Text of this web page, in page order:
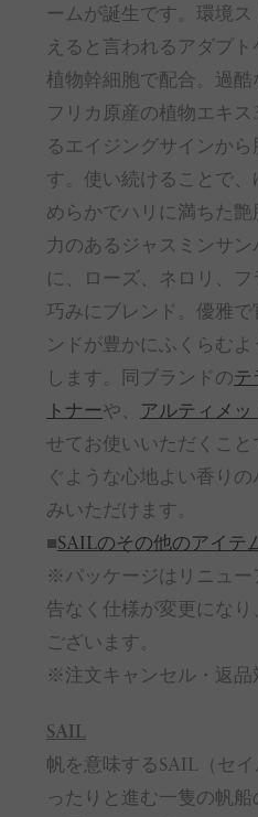
ームが誕生です。環境
えると言われるアダプト
植物幹細胞で配合。過
フリカ原産の植物エキ
るエイジングサインか
す。使い続けることで
めらかでハリに満ちた
力のあるジャスミンサン
に、ローズ、ネロリ、
巧みにブレンド。優雅で
ンドが豊かにふくらむ
します。同ブランドのテ
トナーや、 アルティメ
せてお使いいただくこ
ぐような心地よい香り
みいただけます。
■SAILのその他のアイテ
※パッケージはリニュー
告なく仕様が変更にな
ございます。
※注文キャンセル・返品
SAIL
帆を意味するSAIL（セ
ったりと進む一隻の帆